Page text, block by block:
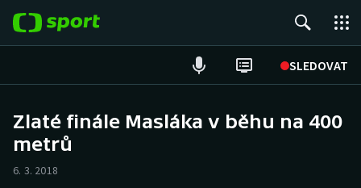
SLEDOVAT
Hokej
Zlaté finále Masláka v běhu na 400
metrů
6. 3. 2018